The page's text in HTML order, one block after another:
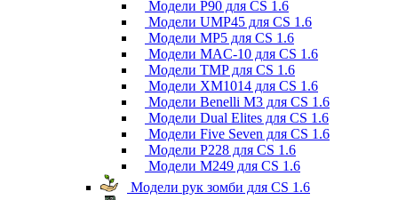
Модели P90 для CS 1.6
Модели UMP45 для CS 1.6
Модели MP5 для CS 1.6
Модели MAC-10 для CS 1.6
Модели TMP для CS 1.6
Модели XM1014 для CS 1.6
Модели Benelli M3 для CS 1.6
Модели Dual Elites для CS 1.6
Модели Five Seven для CS 1.6
Модели P228 для CS 1.6
Модели M249 для CS 1.6
Модели рук зомби для CS 1.6